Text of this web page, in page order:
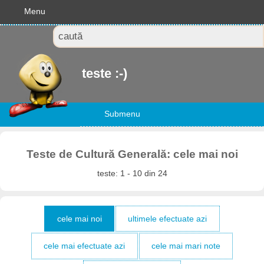
Menu
teste :-)
Submenu
Teste de Cultură Generală: cele mai noi
teste: 1 - 10 din 24
cele mai noi ultimele efectuate azi
cele mai efectuate azi cele mai mari note